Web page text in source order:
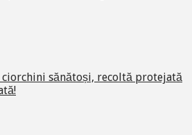
sănătoși, recoltă protejată